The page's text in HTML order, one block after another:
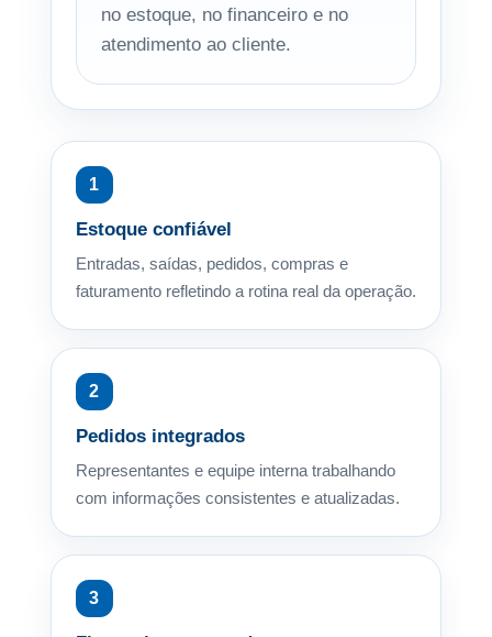
no estoque, no financeiro e no
atendimento ao cliente.
1
Estoque confiável
Entradas, saídas, pedidos, compras e
faturamento refletindo a rotina real da operação.
2
Pedidos integrados
Representantes e equipe interna trabalhando
com informações consistentes e atualizadas.
3